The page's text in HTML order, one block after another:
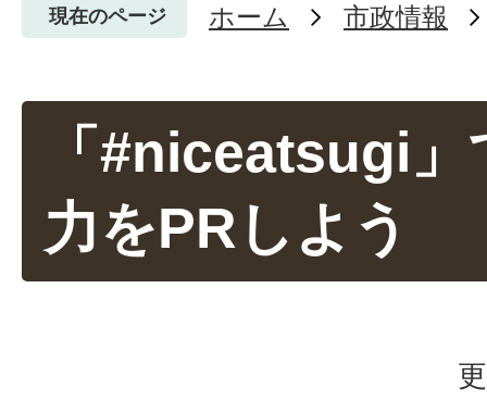
現在のページ ホーム 市政情報
「#niceatsugi
力をPRしよう